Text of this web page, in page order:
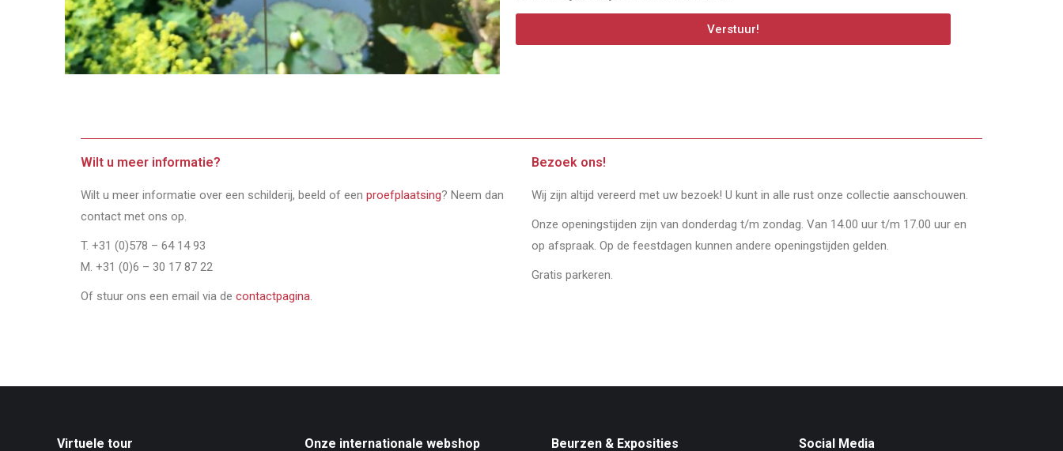
Verstuur!
Wilt u meer informatie?
Wilt u meer informatie over een schilderij, beeld of een proefplaatsing? Neem dan
contact met ons op.
T. +31 (0)578 – 64 14 93
M. +31 (0)6 – 30 17 87 22
Of stuur ons een email via de contactpagina.
Bezoek ons!
Wij zijn altijd vereerd met uw bezoek! U kunt in alle rust onze collectie aanschouwen.
Onze openingstijden zijn van donderdag t/m zondag. Van 14.00 uur t/m 17.00 uur en
op afspraak. Op de feestdagen kunnen andere openingstijden gelden.
Gratis parkeren.
Virtuele tour Onze internationale webshop Beurzen & Exposities Social Media